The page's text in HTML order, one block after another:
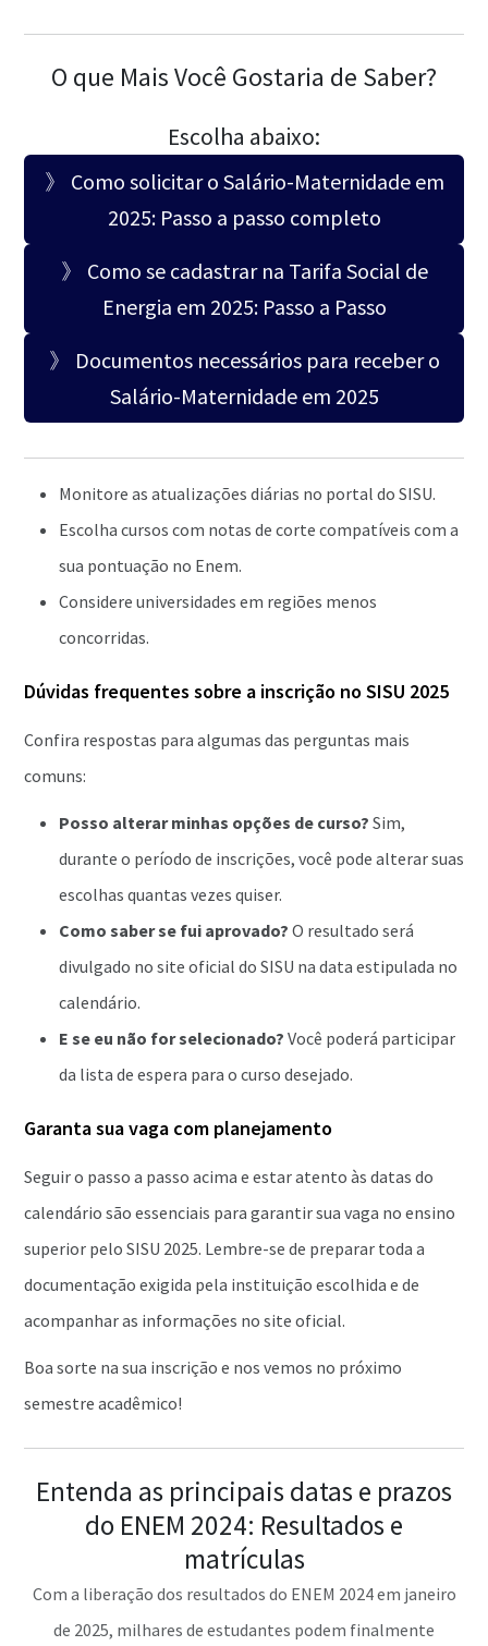
O que Mais Você Gostaria de Saber?
Escolha abaixo:
》 Como solicitar o Salário-Maternidade em
2025: Passo a passo completo
》 Como se cadastrar na Tarifa Social de
Energia em 2025: Passo a Passo
》 Documentos necessários para receber o
Salário-Maternidade em 2025
Monitore as atualizações diárias no portal do SISU.
Escolha cursos com notas de corte compatíveis com a
sua pontuação no Enem.
Considere universidades em regiões menos
concorridas.
Dúvidas frequentes sobre a inscrição no SISU 2025
Confira respostas para algumas das perguntas mais
comuns:
Posso alterar minhas opções de curso? Sim,
durante o período de inscrições, você pode alterar suas
escolhas quantas vezes quiser.
Como saber se fui aprovado? O resultado será
divulgado no site oficial do SISU na data estipulada no
calendário.
E se eu não for selecionado? Você poderá participar
da lista de espera para o curso desejado.
Garanta sua vaga com planejamento
Seguir o passo a passo acima e estar atento às datas do
calendário são essenciais para garantir sua vaga no ensino
superior pelo SISU 2025. Lembre-se de preparar toda a
documentação exigida pela instituição escolhida e de
acompanhar as informações no site oficial.
Boa sorte na sua inscrição e nos vemos no próximo
semestre acadêmico!
Entenda as principais datas e prazos
do ENEM 2024: Resultados e
matrículas
Com a liberação dos resultados do ENEM 2024 em janeiro
de 2025, milhares de estudantes podem finalmente